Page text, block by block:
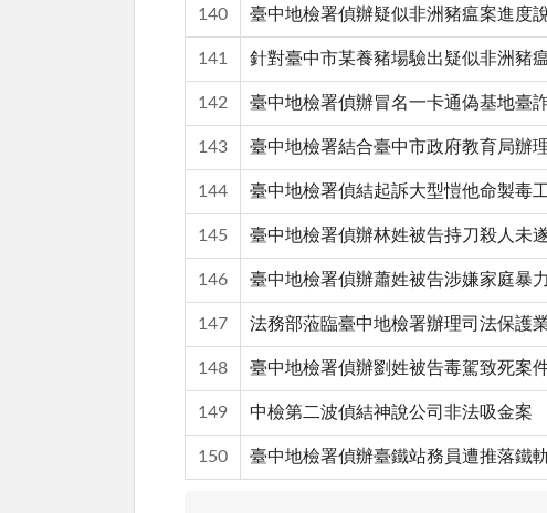
140 臺中地檢署偵辦疑似非洲豬瘟案進度
141 針對臺中市某養豬場驗出疑似非洲
142 臺中地檢署偵辦冒名一卡通偽基地
143 臺中地檢署結合臺中市政府教育局
144 臺中地檢署偵結起訴大型愷他命製
145 臺中地檢署偵辦林姓被告持刀殺人
146 臺中地檢署偵辦蕭姓被告涉嫌家庭
147 法務部蒞臨臺中地檢署辦理司法保護
148 臺中地檢署偵辦劉姓被告毒駕致死
149 中檢第二波偵結神說公司非法吸金
150 臺中地檢署偵辦臺鐵站務員遭推落